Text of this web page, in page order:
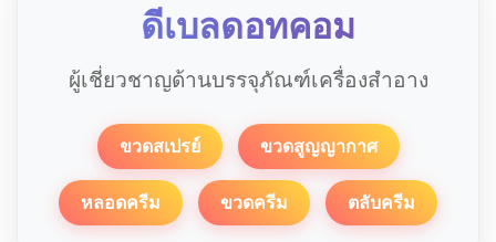
ดีเบลดอทคอม
ผู้เชี่ยวชาญด้านบรรจุภัณฑ์เครื่องสำอาง
ขวดสเปรย์ ขวดสูญญากาศ
หลอดครีม ขวดครีม ตลับครีม